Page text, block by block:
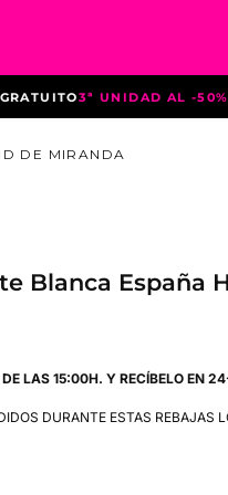
3ª UNIDAD AL -50% DTO*
DE MIRANDA
Blanca España
LAS 15:00H. Y RECÍBELO EN
DURANTE ESTAS REBAJAS